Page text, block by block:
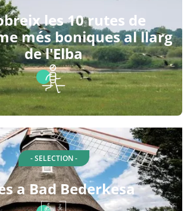
les 10 rutes de
més boniques al llarg
de l'Elba
- SELECTION -
a Bad Bederkesa